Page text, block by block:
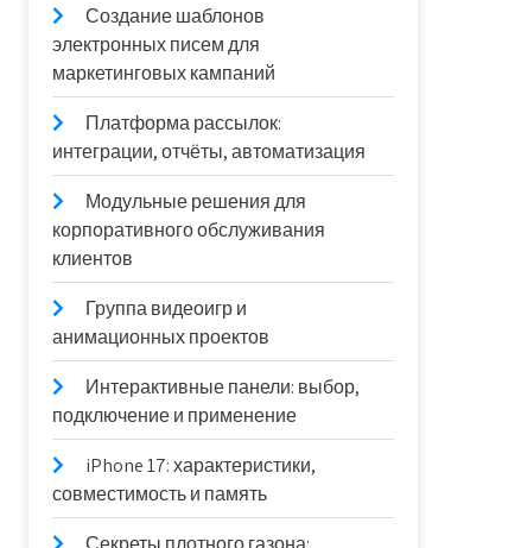
Создание шаблонов
электронных писем для
маркетинговых кампаний
Платформа рассылок:
интеграции, отчёты, автоматизация
Модульные решения для
корпоративного обслуживания
клиентов
Группа видеоигр и
анимационных проектов
Интерактивные панели: выбор,
подключение и применение
iPhone 17: характеристики,
совместимость и память